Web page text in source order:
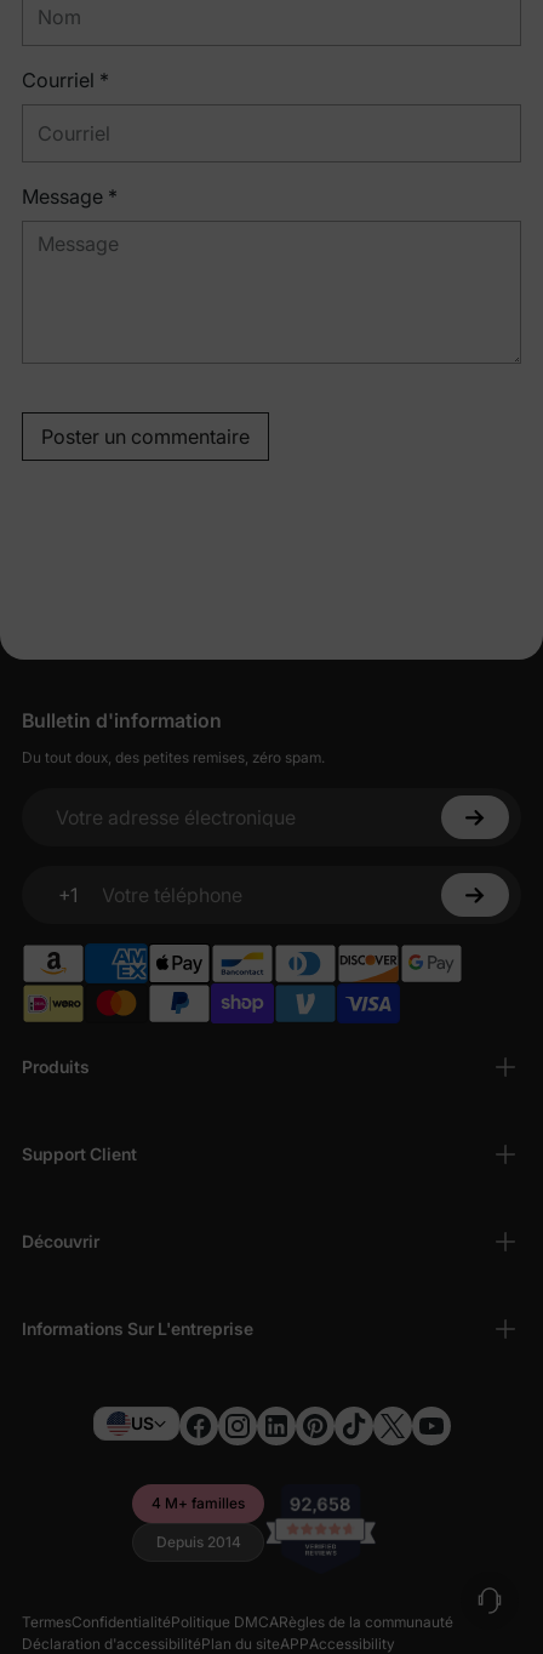
Courriel *
Message *
Poster un commentaire
Produits
Support Client
Découvrir
Informations Sur L'entreprise
Bulletin d'information
Du tout doux, des petites remises, zéro spam.
Votre adresse électronique
+1
Votre téléphone
US
4 M+ familles
Depuis 2014
TermesConfidentialitéPolitique DMCARègles de la communauté
Déclaration d'accessibilitéPlan du siteAPPAccessibility